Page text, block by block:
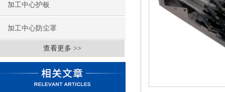
加工中心护板
加工中心防尘罩
查看更多 >>